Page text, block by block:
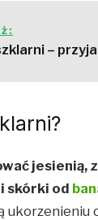
–
jesienią,
skórki od